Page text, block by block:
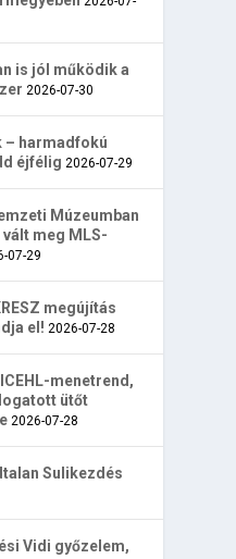
is jól működik a
2026-07-30
– harmadfokú
éjfélig 2026-07-29
Múzeumban
meg MLS-
07-29
megújítás
el! 2026-07-28
menetrend,
ütőt
2026-07-28
Sulikezdés
Vidi győzelem,